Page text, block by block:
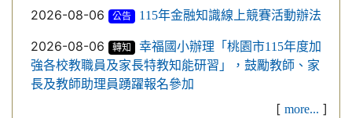
2026-08-06 公告 115年金融知識線上競賽活動辦法
2026-08-06 轉知
幸福國小辦理「桃園市115年度加
強各校教職員及家長特教知能研習」，鼓勵教師、家
長及教師助理員踴躍報名參加
[ more... ]